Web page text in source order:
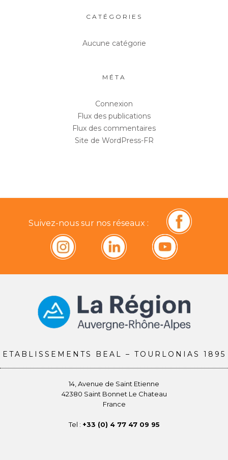
CATÉGORIES
Aucune catégorie
MÉTA
Connexion
Flux des publications
Flux des commentaires
Site de WordPress-FR
Suivez-nous sur nos réseaux :
ETABLISSEMENTS BEAL – TOURLONIAS 1895
14, Avenue de Saint Etienne
42380 Saint Bonnet Le Chateau
France
Tel : +33 (0) 4 77 47 09 95